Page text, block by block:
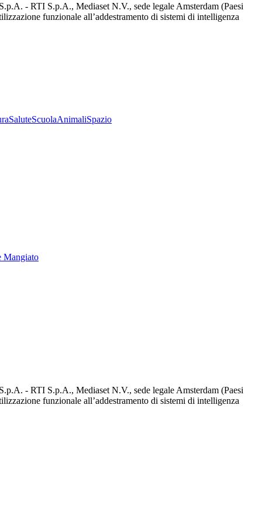
- RTI S.p.A., Mediaset N.V., sede legale Amsterdam (Paesi
funzionale all’addestramento di sistemi di intelligenza
SaluteScuolaAnimaliSpazio
Mangiato
- RTI S.p.A., Mediaset N.V., sede legale Amsterdam (Paesi
funzionale all’addestramento di sistemi di intelligenza